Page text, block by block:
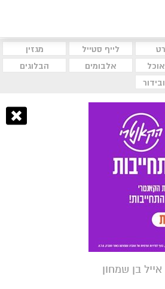
לייף סטייל
מגזין
אלבומים
הבלוגים
בן שמחון